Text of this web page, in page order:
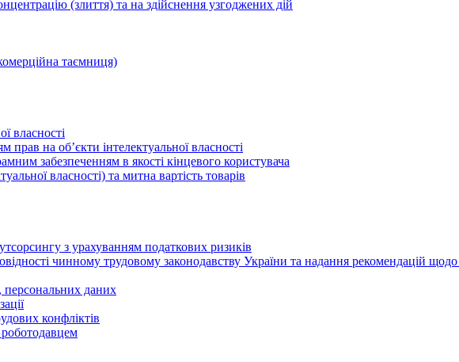
(злиття) та на здійснення узгоджених дій
таємниця)
власності
на об’єкти інтелектуальної власності
забезпеченням в якості кінцевого користувача
власності) та митна вартість товарів
з урахуванням податкових ризиків
чинному трудовому законодавству України та надання рекомендацій
персональних даних
конфліктів